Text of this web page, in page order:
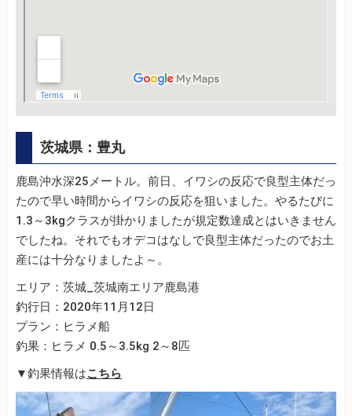
茨城県：豊丸
鹿島沖水深25メートル。前日、イワシの反応で良型主体だっ
たので早い時間からイワシの反応を狙いました。やるたびに
1.3～3kgクラスが掛かりましたが規定数達成とはいきません
でしたね。それでもオデコはなしで良型主体だったのでお土
産には十分なりましたよ～。
エリア：茨城_茨城南エリア鹿島港
釣行日：2020年11月12日
プラン：ヒラメ船
釣果：ヒラメ 0.5～3.5kg 2～8匹
▼釣果情報はこちら